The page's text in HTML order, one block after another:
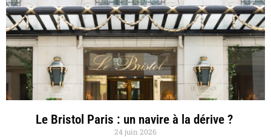
Le Bristol Paris : un navire à la dérive ?
24 juin 2026